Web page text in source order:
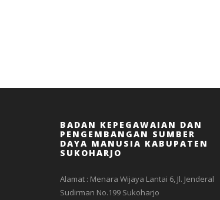
BADAN KEPEGAWAIAN DAN
PENGEMBANGAN SUMBER
DAYA MANUSIA KABUPATEN
SUKOHARJO
Alamat : Menara Wijaya Lantai 6, Jl. Jenderal
Sudirman No.199 Sukoharjo